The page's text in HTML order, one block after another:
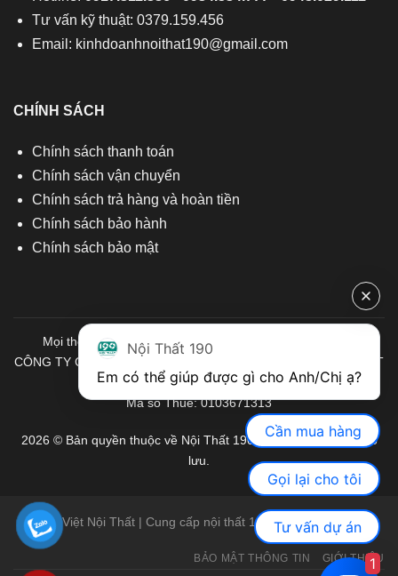
Tư vấn kỹ thuật: 0379.159.456
Email: kinhdoanhnoithat190@gmail.com
CHÍNH SÁCH
Chính sách thanh toán
Chính sách vận chuyển
Chính sách trả hàng và hoàn tiền
Chính sách bảo hành
Chính sách bảo mật
Mọi thông tin quý khách hàng vui lòng liên hệ chúng tôi:
CÔNG TY CỔ PHẦN ĐẦU TƯ THƯƠNG MẠI VÀ SẢN XUẤT VIỆT
NỘI THẤT
Mã số Thuế: 0103671313
2026 © Bản quyền thuộc về Nội Thất 190. Mọi quyền được bảo
lưu.
Việt Nội Thất | Cung cấp nội thất 190 chính hãng
BẢO MẬT THÔNG TIN GIỚI THIỆU
Nội Thất 190
Cần mua hàng
Gọi lại cho tôi
Tư vấn dự án
1